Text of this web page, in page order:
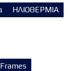
ΗΛΙΟΘΕΡΜΙΑ
Frames